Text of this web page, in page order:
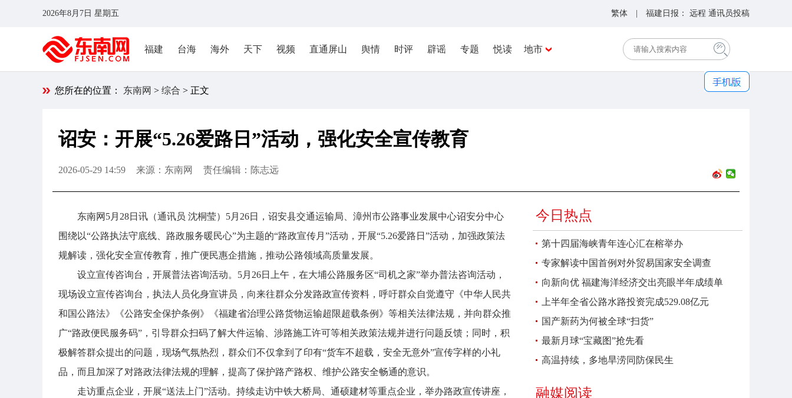
2026年8月7日 星期五 繁体 | 福建日报： 远程 通讯员投稿
福建 台海 海外 天下 视频 直通屏山 舆情 时评 辟谣 专题 悦读 地市
您所在的位置： 东南网 > 综合 > 正文
诏安：开展“5.26爱路日”活动，强化安全宣传教育
2026-05-29 14:59 来源：东南网 责任编辑：陈志远
东南网5月28日讯（通讯员 沈桐莹）5月26日，诏安县交通运输局、漳州市公路事业发展中心诏安分中心
围绕以“公路执法守底线、路政服务暖民心”为主题的“路政宣传月”活动，开展“5.26爱路日”活动，加强政策法
规解读，强化安全宣传教育，推广便民惠企措施，推动公路领域高质量发展。
设立宣传咨询台，开展普法咨询活动。5月26日上午，在大埔公路服务区“司机之家”举办普法咨询活动，
现场设立宣传咨询台，执法人员化身宣讲员，向来往群众分发路政宣传资料，呼吁群众自觉遵守《中华人民共
和国公路法》《公路安全保护条例》《福建省治理公路货物运输超限超载条例》等相关法律法规，并向群众推
广“路政便民服务码”，引导群众扫码了解大件运输、涉路施工许可等相关政策法规并进行问题反馈；同时，积
极解答群众提出的问题，现场气氛热烈，群众们不仅拿到了印有“货车不超载，安全无意外”宣传字样的小礼
品，而且加深了对路政法律法规的理解，提高了保护路产路权、维护公路安全畅通的意识。
走访重点企业，开展“送法上门”活动。持续走访中铁大桥局、通硕建材等重点企业，举办路政宣传讲座，
今日热点
第十四届海峡青年连心汇在榕举办
专家解读中国首例对外贸易国家安全调查
向新向优 福建海洋经济交出亮眼半年成绩单
上半年全省公路水路投资完成529.08亿元
国产新药为何被全球“扫货”
最新月球“宝藏图”抢先看
高温持续，多地旱涝同防保民生
融媒阅读